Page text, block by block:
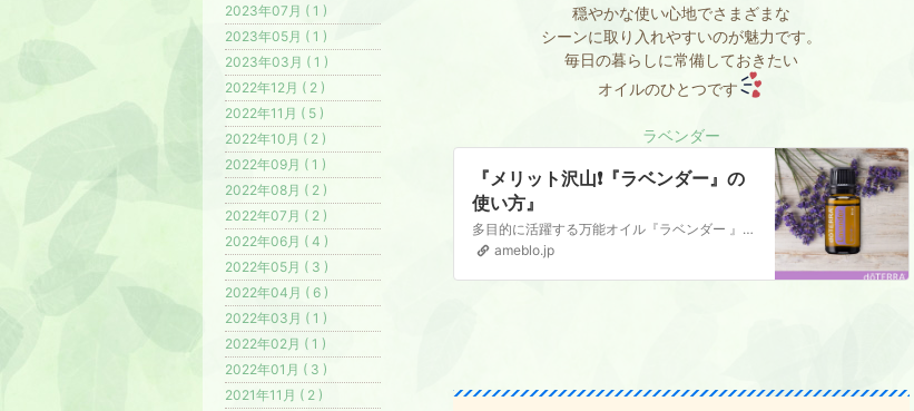
穏やかな使い心地でさまざまな
シーンに取り入れやすいのが魅力です。
毎日の暮らしに常備しておきたい
オイルのひとつです
ラベンダー
『メリット沢山❗️『ラベンダー』の
使い方』
多目的に活躍する万能オイル『ラベンダー 』最も人気の高いラベンダーオイル気分を落ち着け、リラックスさせる特徴を持つラベンダーは様々な用途に使われ、愛されてきま…
ameblo.jp
2023年07月 ( 1 )
2023年05月 ( 1 )
2023年03月 ( 1 )
2022年12月 ( 2 )
2022年11月 ( 5 )
2022年10月 ( 2 )
2022年09月 ( 1 )
2022年08月 ( 2 )
2022年07月 ( 2 )
2022年06月 ( 4 )
2022年05月 ( 3 )
2022年04月 ( 6 )
2022年03月 ( 1 )
2022年02月 ( 1 )
2022年01月 ( 3 )
2021年11月 ( 2 )